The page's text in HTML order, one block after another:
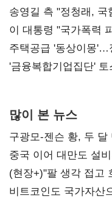
리모델링' 제안
송영길 측 "정청래,
총선 지휘 못해"
이 대통령 "국가폭력
진실 밝혀야"
주택공급 '동상이몽'…
'금융복합기업집단'
많이 본 뉴스
구광모-젠슨 황, 두
중국 이어 대만도 설
(현장+)"팔 생각 접고
20억 키맞추기
비트코인도 국가자산